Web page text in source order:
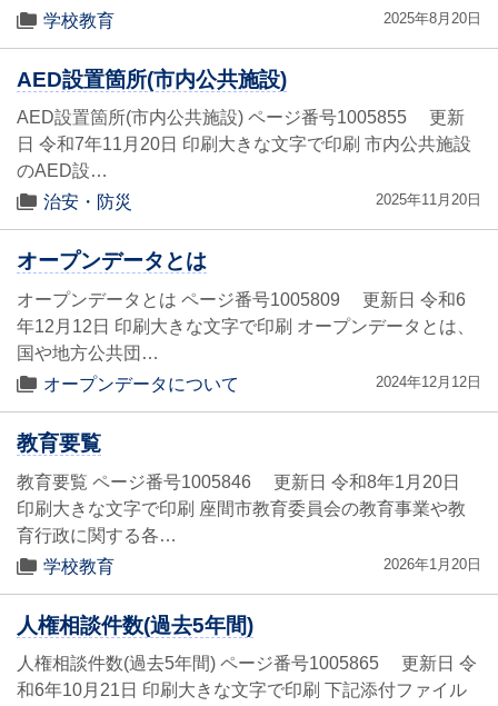
学校教育
2025年8月20日
AED設置箇所(市内公共施設)
AED設置箇所(市内公共施設) ページ番号1005855 更新
日 令和7年11月20日 印刷大きな文字で印刷 市内公共施設
のAED設…
治安・防災
2025年11月20日
オープンデータとは
オープンデータとは ページ番号1005809 更新日 令和6
年12月12日 印刷大きな文字で印刷 オープンデータとは、
国や地方公共団…
オープンデータについて
2024年12月12日
教育要覧
教育要覧 ページ番号1005846 更新日 令和8年1月20日
印刷大きな文字で印刷 座間市教育委員会の教育事業や教
育行政に関する各…
学校教育
2026年1月20日
人権相談件数(過去5年間)
人権相談件数(過去5年間) ページ番号1005865 更新日 令
和6年10月21日 印刷大きな文字で印刷 下記添付ファイル